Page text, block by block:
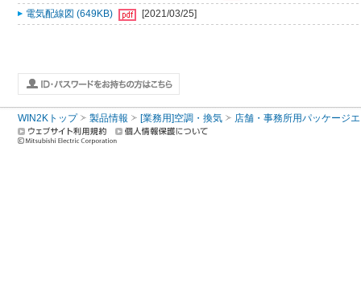
電気配線図 (649KB)
[2021/03/25]
WIN2Kトップ 製品情報 [業務用]空調・換気 店舗・事務所用パッケージ